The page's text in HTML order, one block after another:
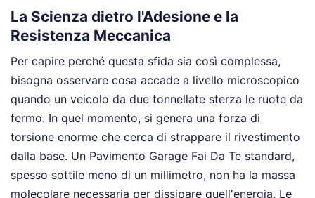
La Scienza dietro l'Adesione e la
Resistenza Meccanica
Per capire perché questa sfida sia così complessa,
bisogna osservare cosa accade a livello microscopico
quando un veicolo da due tonnellate sterza le ruote da
fermo. In quel momento, si genera una forza di
torsione enorme che cerca di strappare il rivestimento
dalla base. Un Pavimento Garage Fai Da Te standard,
spesso sottile meno di un millimetro, non ha la massa
molecolare necessaria per dissipare quell'energia. Le